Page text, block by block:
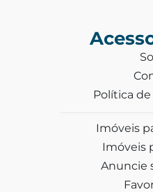
Política
Imóveis
Imóveis
Anuncie